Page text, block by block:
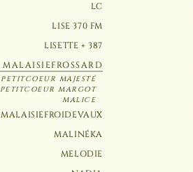
LC
LISE 370 FM
LISETTE + 387
MALAISIEFROSSARD
PETITCOEUR MAJESTÉ
PETITCOEUR MARGOT
MALICE
MALAISIEFROIDEVAUX
MALINÉKA
MELODIE